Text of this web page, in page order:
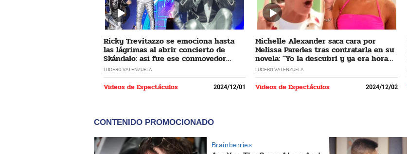
Ricky Trevitazzo se emociona hasta
las lágrimas al abrir concierto de
Skándalo: asi fue ese conmovedor
momento
LUCERO VALENZUELA
Videos de Espectáculos 2024/12/01
Michelle Alexander saca cara por
Melissa Paredes tras contratarla en su
novela: "Yo la descubrí y ya era hora
que regrese"
LUCERO VALENZUELA
Videos de Espectáculos 2024/12/02